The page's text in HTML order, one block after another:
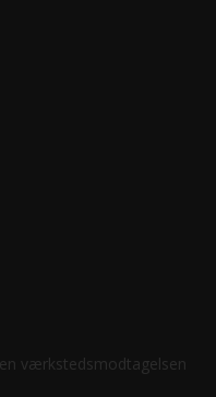
værkstedsmodtagelsen